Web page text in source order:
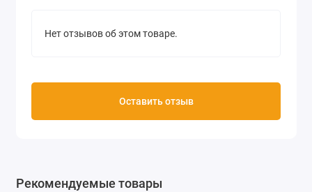
Нет отзывов об этом товаре.
Оставить отзыв
Рекомендуемые товары